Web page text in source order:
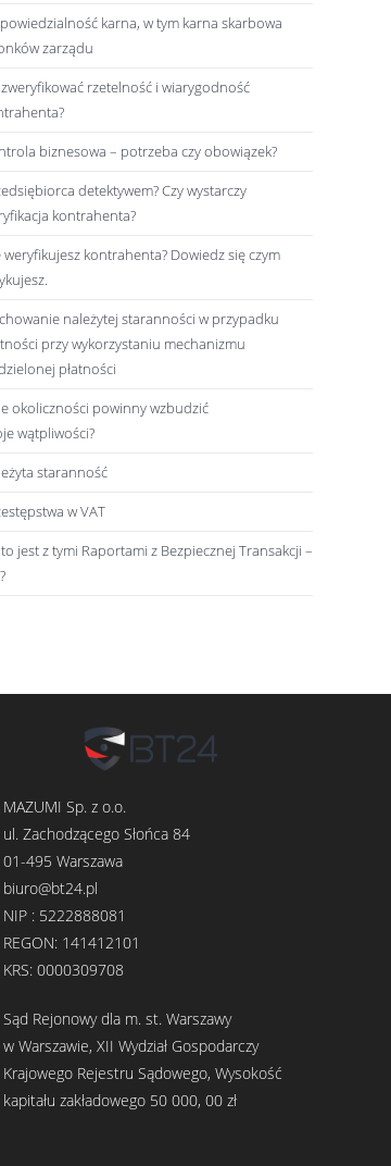
karna, w tym karna skarbowa
zarządu
zweryfikować rzetelność i wiarygodność
biznesowa – potrzeba czy obowiązek?
detektywem? Czy wystarczy
kontrahenta?
weryfikujesz kontrahenta? Dowiedz się czym
należytej staranności w przypadku
przy wykorzystaniu mechanizmu
płatności
okoliczności powinny wzbudzić
wątpliwości?
staranność
w VAT
to jest z tymi Raportami z Bezpiecznej Transakcji –
MAZUMI Sp. z o.o.
ul. Zachodzącego Słońca 84
01-495 Warszawa
biuro@bt24.pl
NIP : 5222888081
REGON: 141412101
KRS: 0000309708
Sąd Rejonowy dla m. st. Warszawy
w Warszawie, XII Wydział Gospodarczy
Krajowego Rejestru Sądowego, Wysokość
kapitału zakładowego 50 000, 00 zł